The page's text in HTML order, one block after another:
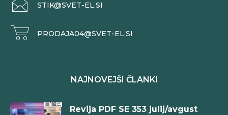
STIK@SVET-EL.SI
PRODAJA04@SVET-EL.SI
NAJNOVEJŠI ČLANKI
Revija PDF SE 353 julij/avgust